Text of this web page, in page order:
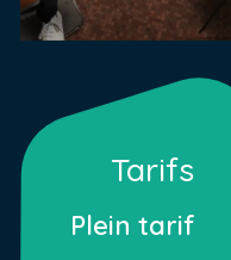
Tarifs
Plein tarif